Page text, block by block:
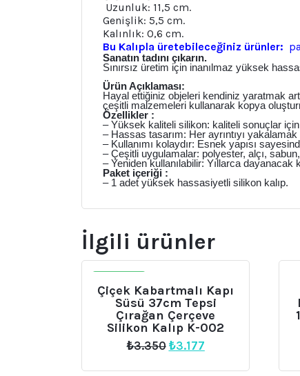
Uzunluk: 11,5 cm.
Genişlik: 5,5 cm.
Kalınlık: 0,6 cm.
Bu Kalıpla üretebileceğiniz ürünler:
Sanatın tadını çıkarın.
Sınırsız üretim için inanılmaz yüksek
Ürün Açıklaması:
Hayal ettiğiniz objeleri kendiniz yaratmak
çeşitli malzemeleri kullanarak kopya
Özellikler :
– Yüksek kaliteli silikon: kaliteli sonuçlar
– Hassas tasarım: Her ayrıntıyı
– Kullanımı kolaydır: Esnek yapısı
– Çeşitli uygulamalar: polyester, alçı,
– Yeniden kullanılabilir: Yıllarca dayanacak
Paket içeriği :
– 1 adet yüksek hassasiyetli silikon kalıp.
İlgili ürünler
Çiçek Kabartmalı Kapı
Süsü 37cm Tepsi
Çırağan Çerçeve
Silikon Kalıp K-002
₺3.350 Orijinal
₺3.350.
₺3.177Şu
fiyat: